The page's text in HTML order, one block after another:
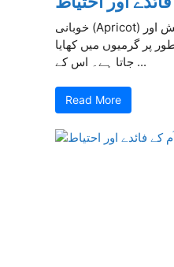
خوبانی (Apricot) ایک نہایت صحت بخش اور
پر گرمیوں میں کھایا
جاتا ہے۔ اس کے ...
Read More